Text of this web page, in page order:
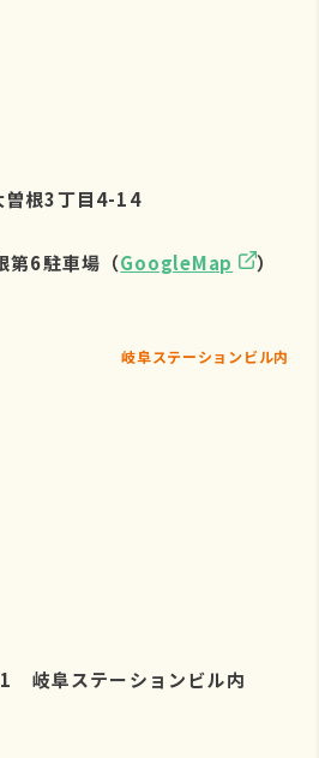
曽根3丁目4-14
第6駐車場（GoogleMap
）
岐阜ステーションビル内
岐阜ステーションビル内